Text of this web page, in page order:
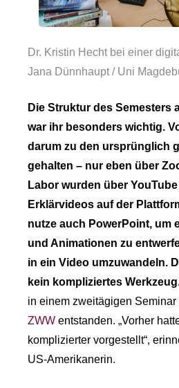
Dr. Kristin Hecht bei einer
Jana Dünnhaupt / Uni
Die Struktur des Semesters
war ihr besonders wichtig.
darum zu den ursprünglich
gehalten – nur eben über
Labor wurden über
Erklärvideos auf der
nutze auch PowerPoint, um
und Animationen zu
in ein Video umzuwandeln.
kein kompliziertes
in einem zweitägigen
ZWW entstanden. „Vorher
komplizierter vorgestellt“,
US-Amerikanerin.